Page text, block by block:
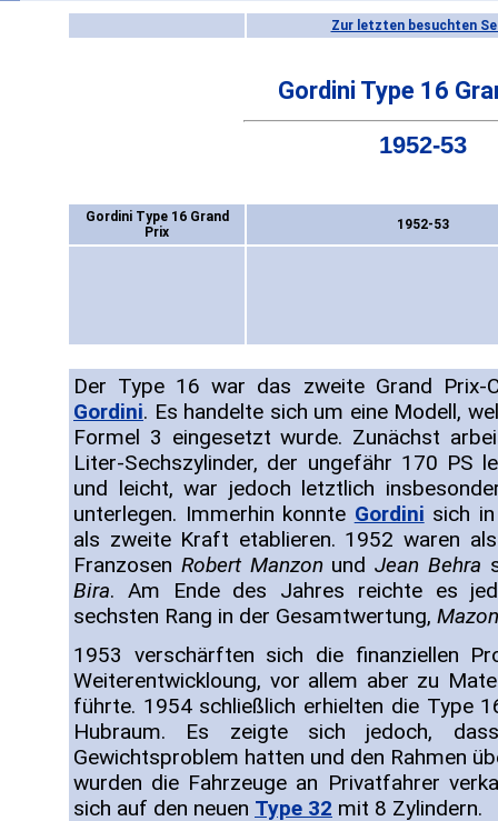
Zur letzten besuchten
Gordini Type 16
1952-53
Gordini Type 16 Grand
Prix
1952-53
Der Type 16 war das zweite Grand Prix-
Gordini. Es handelte sich um eine Modell,
Formel 3 eingesetzt wurde. Zunächst
Liter-Sechszylinder, der ungefähr 170 PS
und leicht, war jedoch letztlich
unterlegen. Immerhin konnte Gordini sich
als zweite Kraft etablieren. 1952 waren
Franzosen Robert ManzonundJean Behra
Bira. Am Ende des Jahres reichte es
sechsten Rang in der Gesamtwertung, Mazon
1953 verschärften sich die finanziellen
Weiterentwickloung, vor allem aber zu
führte. 1954 schließlich erhielten die Type
Hubraum. Es zeigte sich jedoch,
Gewichtsproblem hatten und den Rahmen
wurden die Fahrzeuge an Privatfahrer
sich auf den neuen Type 32 mit 8 Zylindern.